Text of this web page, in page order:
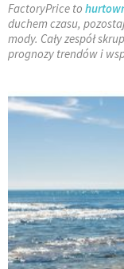
FactoryPrice to
duchem czasu,
mody. Cały zespół
prognozy trendów i